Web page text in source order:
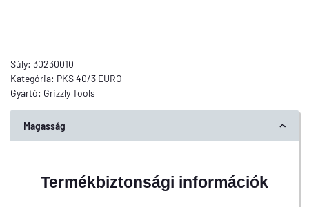
Súly: 30230010
Kategória: PKS 40/3 EURO
Gyártó: Grizzly Tools
Magasság
Termékbiztonsági információk